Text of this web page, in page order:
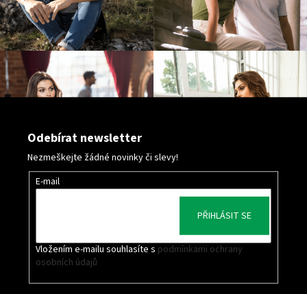
Odebírat newsletter
Nezmeškejte žádné novinky či slevy!
E-mail
Vložením e-mailu souhlasíte s podmínkami ochrany
osobních údajů
PŘIHLÁSIT SE